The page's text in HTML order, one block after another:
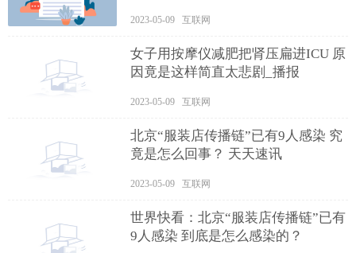
2023-05-09 互联网
女子用按摩仪减肥把肾压扁进ICU 原
因竟是这样简直太悲剧_播报
2023-05-09 互联网
北京“服装店传播链”已有9人感染 究
竟是怎么回事？ 天天速讯
2023-05-09 互联网
世界快看：北京“服装店传播链”已有
9人感染 到底是怎么感染的？